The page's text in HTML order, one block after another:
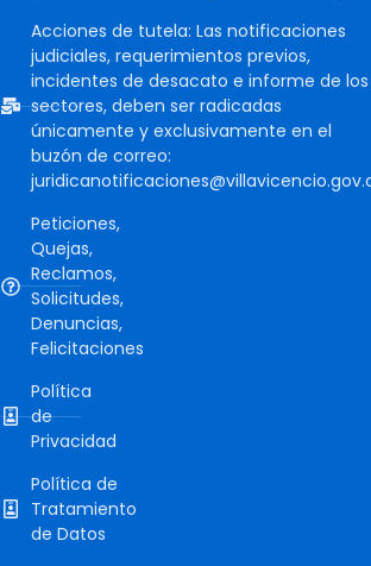
Acciones de tutela: Las notificaciones
judiciales, requerimientos previos,
incidentes de desacato e informe de los
sectores, deben ser radicadas
únicamente y exclusivamente en el
buzón de correo:
Peticiones,
Quejas,
Reclamos,
Solicitudes,
Denuncias,
Felicitaciones
Política
de
Privacidad
Política de
Tratamiento
de Datos